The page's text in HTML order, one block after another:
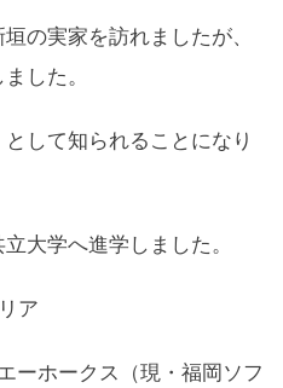
の実家を訪れましたが、
した。
して知られることになり
大学へ進学しました。
ア
ーホークス（現・福岡ソフ